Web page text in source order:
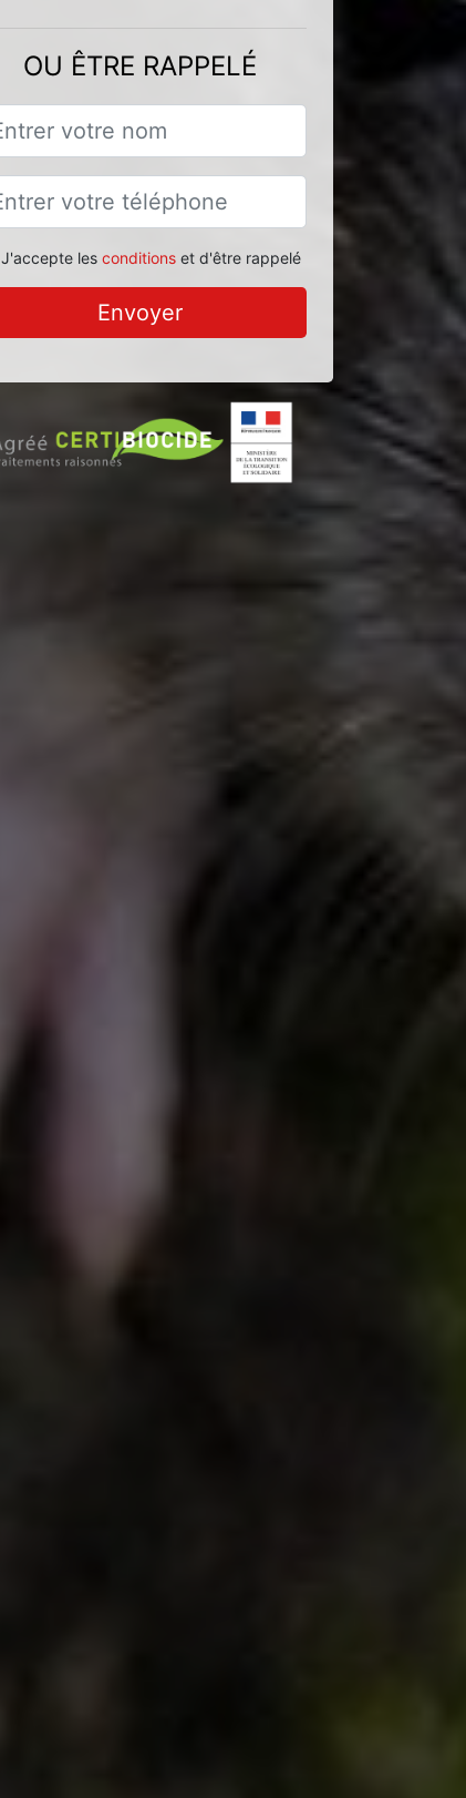
OU ÊTRE RAPPELÉ
J'accepte les conditionset d'être rappelé
Envoyer